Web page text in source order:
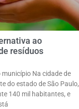
ao
resíduos
Na cidade de
do estado de São Paulo,
140 mil habitantes, e